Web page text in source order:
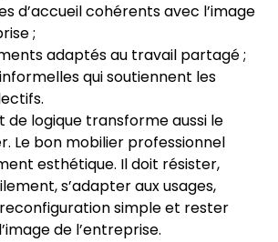
d’accueil cohérents avec l’image
;
adaptés au travail partagé ;
qui soutiennent les
de logique transforme aussi le
Le bon mobilier professionnel
esthétique. Il doit résister,
s’adapter aux usages,
simple et rester
de l’entreprise.